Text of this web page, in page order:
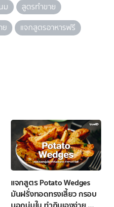
ม
สูตรทำขาย
ย
แจกสูตรอาหารฟรี
แจกสูตร Potato Wedges
มันฝรั่งทอดทรงเสี้ยว กรอบ